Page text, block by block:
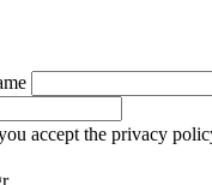
accept the privacy